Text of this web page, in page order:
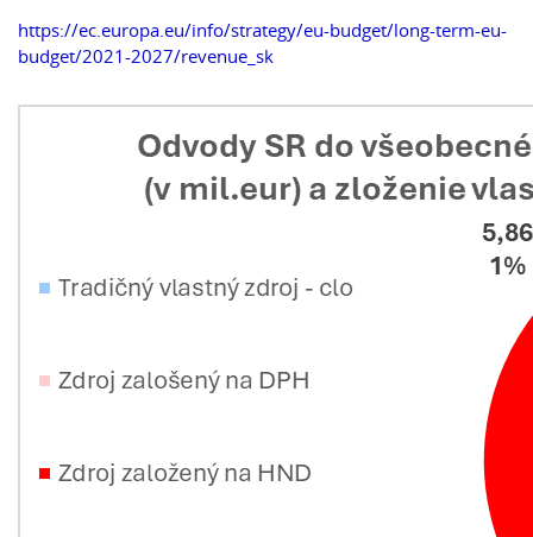
https://ec.europa.eu/info/strategy/eu-budget/long-term-eu-
budget/2021-2027/revenue_sk